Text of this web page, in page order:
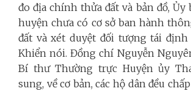
đo địa chính thửa đất và bản đồ, Ủy
huyện chưa có cơ sở ban hành
đất và xét duyệt đối tượng tái định
Khiển nói. Đồng chí Nguyễn
Bí thư Thường trực Huyện ủy
sung, về cơ bản, các hộ dân đều